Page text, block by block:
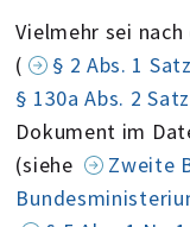
Vielmehr sei
(
§ 2 Abs. 1
§ 130a Abs. 2
Dokument im
(siehe
Zweite